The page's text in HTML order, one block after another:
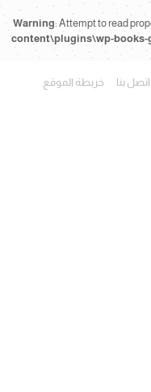
Warning: Attempt to read
content\plugins\wp-
اتصل بنا خريطة الموقع